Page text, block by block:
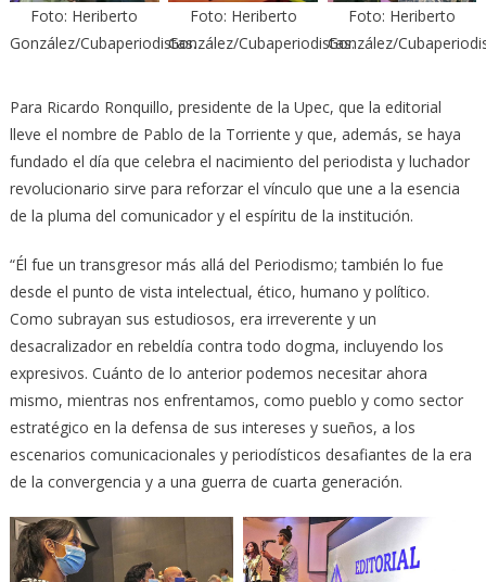
Foto: Heriberto
González/Cubaperiodistas.
Foto: Heriberto
González/Cubaperiodistas.
Foto: Heriberto
González/
Para Ricardo Ronquillo, presidente de la Upec, que la editorial
lleve el nombre de Pablo de la Torriente y que, además, se haya
fundado el día que celebra el nacimiento del periodista y luchador
revolucionario sirve para reforzar el vínculo que une a la esencia
de la pluma del comunicador y el espíritu de la institución.
“Él fue un transgresor más allá del Periodismo; también lo fue
desde el punto de vista intelectual, ético, humano y político.
Como subrayan sus estudiosos, era irreverente y un
desacralizador en rebeldía contra todo dogma, incluyendo los
expresivos. Cuánto de lo anterior podemos necesitar ahora
mismo, mientras nos enfrentamos, como pueblo y como sector
estratégico en la defensa de sus intereses y sueños, a los
escenarios comunicacionales y periodísticos desafiantes de la era
de la convergencia y a una guerra de cuarta generación.